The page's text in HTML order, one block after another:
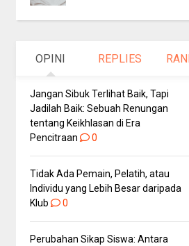
OPINI REPLIES
Jangan Sibuk Terlihat Baik, Tapi
Jadilah Baik: Sebuah Renungan
tentang Keikhlasan di Era
Pencitraan
0
Tidak Ada Pemain, Pelatih, atau
Individu yang Lebih Besar daripada
Klub
0
Perubahan Sikap Siswa: Antara